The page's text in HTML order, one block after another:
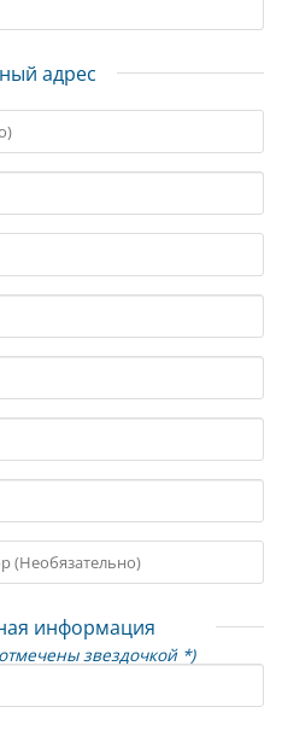
адрес
информация
звездочкой *)